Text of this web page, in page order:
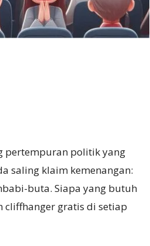
pertempuran politik yang
saling klaim kemenangan:
buta. Siapa yang butuh
cliffhanger gratis di setiap